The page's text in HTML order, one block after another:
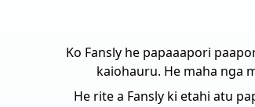
Ko Fansly he papaaapori
kaiohauru. He maha nga
He rite a Fansly ki etahi atu